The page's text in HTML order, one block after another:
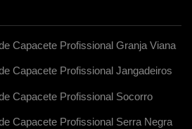
Capacete Profissional Granja Viana
Capacete Profissional Jangadeiros
Capacete Profissional Socorro
Capacete Profissional Serra Negra